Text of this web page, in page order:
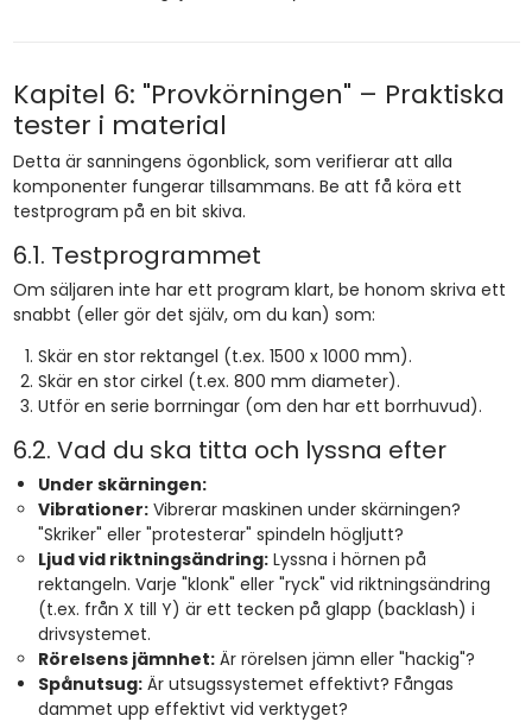
Kapitel 6: "Provkörningen" – Praktiska
tester i material
Detta är sanningens ögonblick, som verifierar att alla
komponenter fungerar tillsammans. Be att få köra ett
testprogram på en bit skiva.
6.1. Testprogrammet
Om säljaren inte har ett program klart, be honom skriva ett
snabbt (eller gör det själv, om du kan) som:
Skär en stor rektangel (t.ex. 1500 x 1000 mm).
Skär en stor cirkel (t.ex. 800 mm diameter).
Utför en serie borrningar (om den har ett borrhuvud).
6.2. Vad du ska titta och lyssna efter
Under skärningen:
Vibrationer:Vibrerar maskinen under skärningen?
"Skriker" eller "protesterar" spindeln högljutt?
Ljud vid riktningsändring:Lyssna i hörnen på
rektangeln. Varje "klonk" eller "ryck" vid riktningsändring
(t.ex. från X till Y) är ett tecken på glapp (backlash) i
drivsystemet.
Rörelsens jämnhet:Är rörelsen jämn eller "hackig"?
Spånutsug:Är utsugssystemet effektivt? Fångas
dammet upp effektivt vid verktyget?